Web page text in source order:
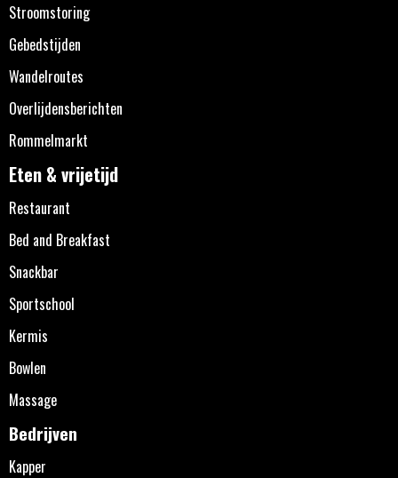
Stroomstoring
Gebedstijden
Wandelroutes
Overlijdensberichten
Rommelmarkt
Eten & vrijetijd
Restaurant
Bed and Breakfast
Snackbar
Sportschool
Kermis
Bowlen
Massage
Bedrijven
Kapper